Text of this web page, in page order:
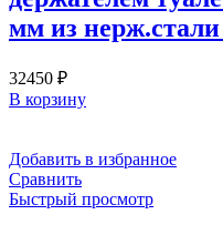
мм из
32450 ₽
В корзину
Добавить в избранное
Сравнить
Быстрый просмотр